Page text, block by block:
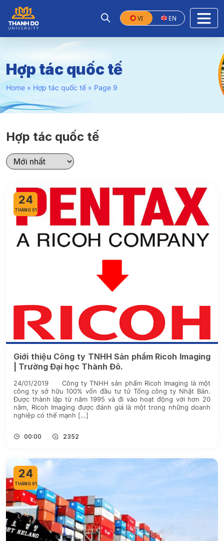
VI EN
Hợp tác quốc tế
Home » Hợp tác quốc tế» Page 9
Hợp tác quốc tế
24
THÁNG 01
Giới thiệu Công ty TNHH Sản phẩm Ricoh Imaging
| Trường Đại học Thành Đô.
24/01/2019 Công ty TNHH sản phẩm Ricoh Imaging là một
công ty sở hữu 100% vốn đầu tư tử Tổng công ty Nhật Bản.
Được thành lập từ năm 1995 và đi vào hoạt động với hơn 20
năm, Ricoh Imaging được đánh giá là một trong những doanh
nghiệp có thế mạnh […]
00:00 2352
24
THÁNG 01